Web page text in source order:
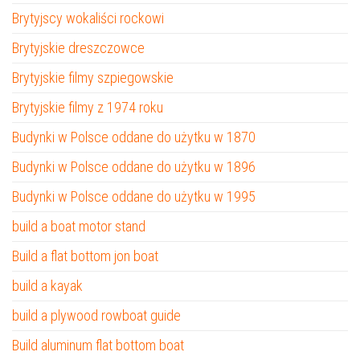
Brytyjscy wokaliści rockowi
Brytyjskie dreszczowce
Brytyjskie filmy szpiegowskie
Brytyjskie filmy z 1974 roku
Budynki w Polsce oddane do użytku w 1870
Budynki w Polsce oddane do użytku w 1896
Budynki w Polsce oddane do użytku w 1995
build a boat motor stand
Build a flat bottom jon boat
build a kayak
build a plywood rowboat guide
Build aluminum flat bottom boat